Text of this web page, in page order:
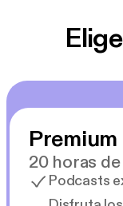
Premium
20 horas
Podcasts